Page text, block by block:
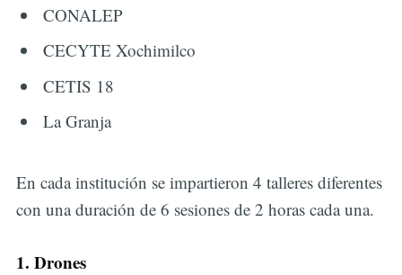
CONALEP
CECYTE Xochimilco
CETIS 18
La Granja
En cada institución se impartieron 4 talleres diferentes
con una duración de 6 sesiones de 2 horas cada una.
1. Drones